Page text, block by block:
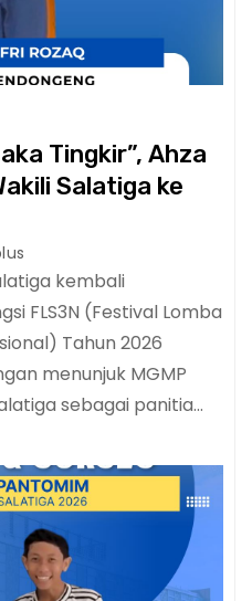
Tingkir”, Ahza
Salatiga ke
kembali
FLS3N (Festival Lomba
Tahun 2026
menunjuk MGMP
sebagai panitia…